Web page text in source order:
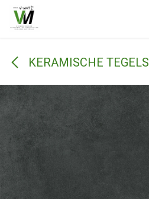
Overslaan naar inhoud
KERAMISCHE TEGELS